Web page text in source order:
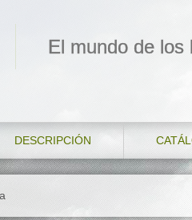
El mundo de los
DESCRIPCIÓN